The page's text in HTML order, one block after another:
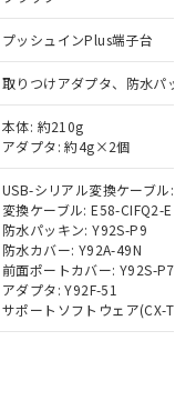
プッシュインPlus端子台
取りつけアダプタ、防水パッ
本体: 約210g
アダプタ: 約4g×2個
USB-シリアル変換ケーブル:
変換ケーブル: E58-CIFQ2-E
防水パッキン: Y92S-P9
防水カバー: Y92A-49N
前面ポートカバー: Y92S-P7
アダプタ: Y92F-51
サポートソフトウェア(CX-
や当社販売拠
」をご確認
結果を当社の
漏洩または開
。
スト作成サー
には、I-Web
ている必要が
上で当社にご
ついて、当社
が、当社の製
客様との取
利用すること
は閾値を超える意
。
より、予定
ード
ードするこ
すべてが基
。
いて有害物
刻な影響を
部門へお問
たはその他
装置等に一切
者に販売する
3の内容を当
た当社は、
る関係者が違
る場合は、取
キャンセル
状況につ
取引先、ま
ムロン制御
売員にご確
在庫状況の